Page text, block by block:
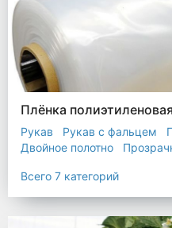
Плёнка полиэтиленовая
Рукав Рукав с фальцем
Двойное полотно
Всего 7 категорий